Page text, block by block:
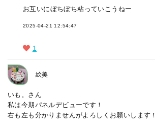
お互いにぼちぼち粘っていこうねー
2025-04-21 12:54:47
1
絵美
いも。さん
私は今期パネルデビューです！
右も左も分かりませんがよろしくお願いします！